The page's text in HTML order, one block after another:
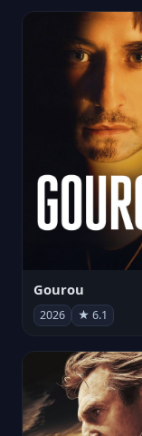
Gourou
2026 ★ 6.1